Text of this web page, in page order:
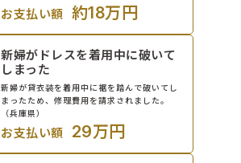
お支払い額 約18万円
新婦がドレスを着用中に破いて
しまった
新婦が貸衣装を着用中に裾を踏んで破いてし
まったため、修理費用を請求されました。
（兵庫県）
お支払い額 29万円